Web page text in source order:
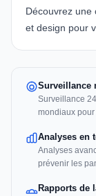
Découvrez une
et design pour
Surveillance
Surveillance
mondiaux
Analyses en
Analyses
prévenir les
Rapports de